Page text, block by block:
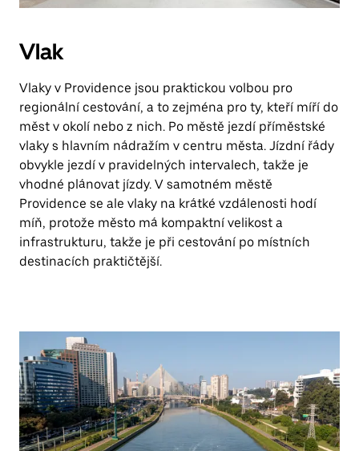
Vlak
Vlaky v Providence jsou praktickou volbou pro
regionální cestování, a to zejména pro ty, kteří míří do
měst v okolí nebo z nich. Po městě jezdí příměstské
vlaky s hlavním nádražím v centru města. Jízdní řády
obvykle jezdí v pravidelných intervalech, takže je
vhodné plánovat jízdy. V samotném městě
Providence se ale vlaky na krátké vzdálenosti hodí
míň, protože město má kompaktní velikost a
infrastrukturu, takže je při cestování po místních
destinacích praktičtější.